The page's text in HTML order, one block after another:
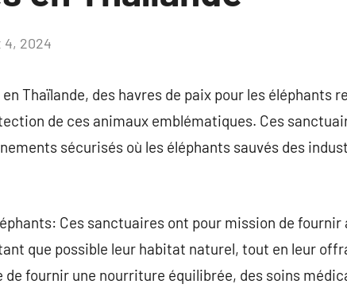
4, 2024
Thaïlande, des havres de paix pour les éléphants
de ces animaux emblématiques. Ces
sécurisés où les éléphants sauvés des
Ces sanctuaires ont pour mission de fournir
que possible leur habitat naturel, tout en leur
fournir une nourriture équilibrée, des soins